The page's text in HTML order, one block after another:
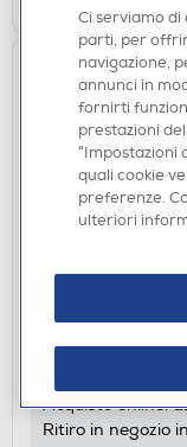
BEKO - Piano
cm-Black
€ 219,00
Acquisto online:
Ritiro in negozio
Ci serviamo
parti, per
navigazione,
annunci in
fornirti
prestazioni
“Impostazioni
quali cookie
preferenze.
ulteriori